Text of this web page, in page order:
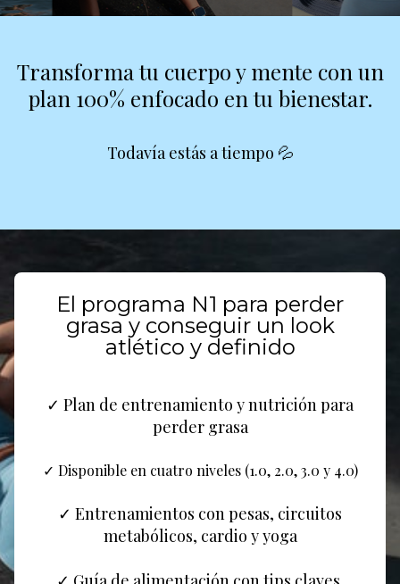
Transforma tu cuerpo y mente con un
plan 100% enfocado en tu bienestar.
Todavía estás a tiempo 💦
El programa N1 para perder
grasa y conseguir un look
atlético y definido
✓ Plan de entrenamiento y nutrición para
perder grasa
✓ Disponible en cuatro niveles (1.0, 2.0, 3.0 y 4.0)
✓ Entrenamientos con pesas, circuitos
metabólicos, cardio y yoga